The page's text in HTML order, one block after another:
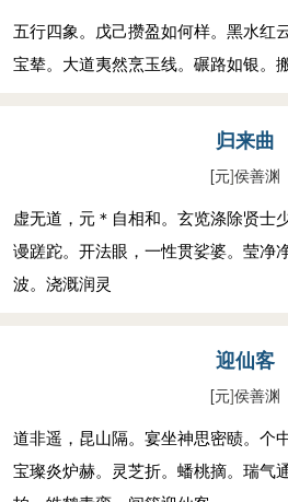
五行四象。戊己攒盈如何样。黑水红
宝辇。大道夷然烹玉线。碾路如银。
归来曲
[元]侯善渊
虚无道，元＊自相和。玄览涤除贤士
谩蹉跎。开法眼，一性贯娑婆。莹净
波。浇溉润灵
迎仙客
[元]侯善渊
道非遥，昆山隔。宴坐神思密赜。个
宝璨炎炉赫。灵芝折。蟠桃摘。瑞气